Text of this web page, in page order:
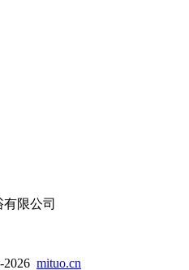
限公司
2026 mituo.cn